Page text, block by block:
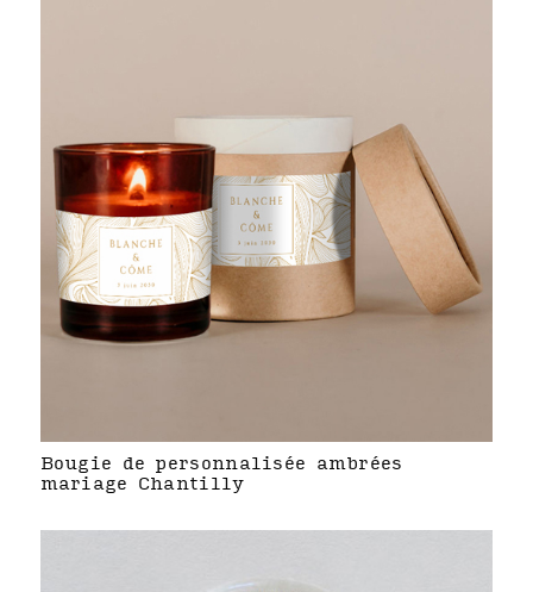
Bougie de personnalisée ambrées
mariage Chantilly